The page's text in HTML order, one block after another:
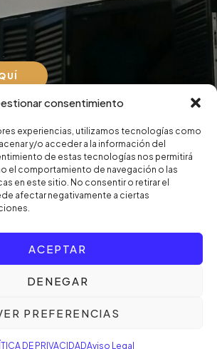
consentimiento
experiencias, utilizamos tecnologías como
y/o acceder a la información del
de estas tecnologías nos permitirá
el comportamiento de navegación o las
en este sitio. No consentir o retirar el
afectar negativamente a ciertas
ACEPTAR
DENEGAR
PREFERENCIAS
DE PRIVACIDADAviso Legal